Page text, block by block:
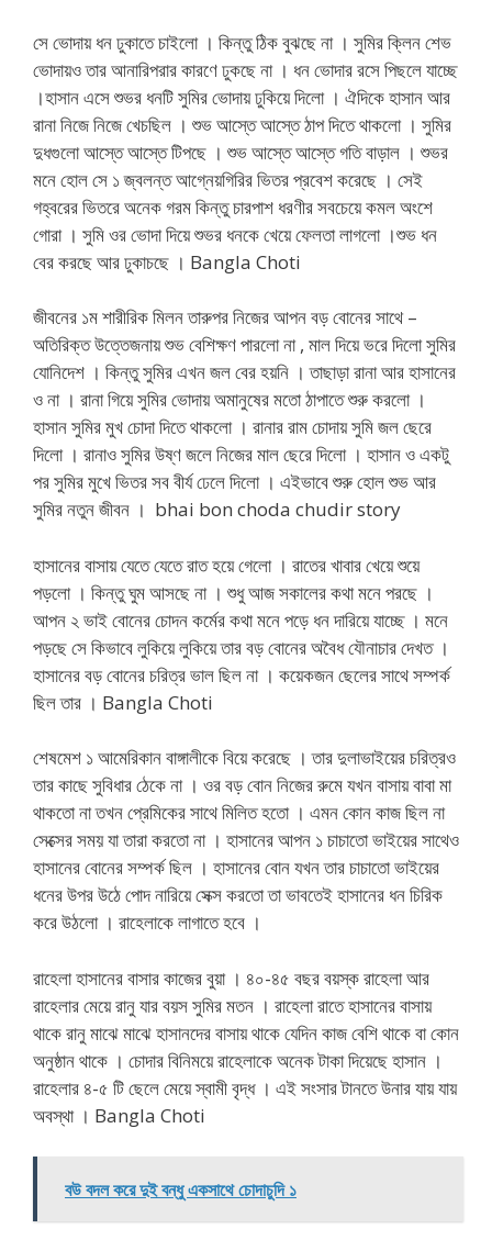
সে ভোদায় ধন ঢুকাতে চাইলো । কিন্তু ঠিক বুঝছে না । সুমির ক্লিন শেভ
ভোদায়ও তার আনারিপরার কারণে ঢুকছে না । ধন ভোদার রসে পিছলে যাচ্ছে
।হাসান এসে শুভর ধনটি সুমির ভোদায় ঢুকিয়ে দিলো । ঐদিকে হাসান আর
রানা নিজে নিজে খেচছিল । শুভ আস্তে আস্তে ঠাপ দিতে থাকলো । সুমির
দুধগুলো আস্তে আস্তে টিপছে । শুভ আস্তে আস্তে গতি বাড়াল । শুভর
মনে হোল সে ১ জ্বলন্ত আগ্নেয়গিরির ভিতর প্রবেশ করেছে । সেই
গহ্বরের ভিতরে অনেক গরম কিন্তু চারপাশ ধরণীর সবচেয়ে কমল অংশে
গোরা । সুমি ওর ভোদা দিয়ে শুভর ধনকে খেয়ে ফেলতা লাগলো ।শুভ ধন
বের করছে আর ঢুকাচছে । Bangla Choti
জীবনের ১ম শারীরিক মিলন তারুপর নিজের আপন বড় বোনের সাথে –
অতিরিক্ত উত্তেজনায় শুভ বেশিক্ষণ পারলো না , মাল দিয়ে ভরে দিলো সুমির
যোনিদেশ । কিন্তু সুমির এখন জল বের হয়নি । তাছাড়া রানা আর হাসানের
ও না । রানা গিয়ে সুমির ভোদায় অমানুষের মতো ঠাপাতে শুরু করলো ।
হাসান সুমির মুখ চোদা দিতে থাকলো । রানার রাম চোদায় সুমি জল ছেরে
দিলো । রানাও সুমির উষ্ণ জলে নিজের মাল ছেরে দিলো । হাসান ও একটু
পর সুমির মুখে ভিতর সব বীর্য ঢেলে দিলো । এইভাবে শুরু হোল শুভ আর
সুমির নতুন জীবন । bhai bon choda chudir story
হাসানের বাসায় যেতে যেতে রাত হয়ে গেলো । রাতের খাবার খেয়ে শুয়ে
পড়লো । কিন্তু ঘুম আসছে না । শুধু আজ সকালের কথা মনে পরছে ।
আপন ২ ভাই বোনের চোদন কর্মের কথা মনে পড়ে ধন দারিয়ে যাচ্ছে । মনে
পড়ছে সে কিভাবে লুকিয়ে লুকিয়ে তার বড় বোনের অবৈধ যৌনাচার দেখত ।
হাসানের বড় বোনের চরিত্র ভাল ছিল না । কয়েকজন ছেলের সাথে সম্পর্ক
ছিল তার । Bangla Choti
শেষমেশ ১ আমেরিকান বাঙ্গালীকে বিয়ে করেছে । তার দুলাভাইয়ের চরিত্রও
তার কাছে সুবিধার ঠেকে না । ওর বড় বোন নিজের রুমে যখন বাসায় বাবা মা
থাকতো না তখন প্রেমিকের সাথে মিলিত হতো । এমন কোন কাজ ছিল না
সেক্সের সময় যা তারা করতো না । হাসানের আপন ১ চাচাতো ভাইয়ের সাথেও
হাসানের বোনের সম্পর্ক ছিল । হাসানের বোন যখন তার চাচাতো ভাইয়ের
ধনের উপর উঠে পোদ নারিয়ে সেক্স করতো তা ভাবতেই হাসানের ধন চিরিক
করে উঠলো । রাহেলাকে লাগাতে হবে ।
রাহেলা হাসানের বাসার কাজের বুয়া । ৪০-৪৫ বছর বয়স্ক রাহেলা আর
রাহেলার মেয়ে রানু যার বয়স সুমির মতন । রাহেলা রাতে হাসানের বাসায়
থাকে রানু মাঝে মাঝে হাসানদের বাসায় থাকে যেদিন কাজ বেশি থাকে বা কোন
অনুষ্ঠান থাকে । চোদার বিনিময়ে রাহেলাকে অনেক টাকা দিয়েছে হাসান ।
রাহেলার ৪-৫ টি ছেলে মেয়ে স্বামী বৃদ্ধ । এই সংসার টানতে উনার যায় যায়
অবস্থা । Bangla Choti
বউ বদল করে দুই বন্ধু একসাথে চোদাচুদি ১